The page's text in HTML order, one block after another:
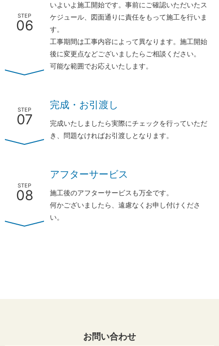
STEP
06
いよいよ施工開始です。事前にご確認いただいたス
ケジュール、図面通りに責任をもって施工を行いま
す。
工事期間は工事内容によって異なります。施工開始
後に変更点などございましたらご相談ください。
可能な範囲でお応えいたします。
STEP
07
完成・お引渡し
完成いたしましたら実際にチェックを行っていただ
き、問題なければお引渡しとなります。
STEP
08
アフターサービス
施工後のアフターサービスも万全です。
何かございましたら、遠慮なくお申し付けくださ
い。
お問い合わせ